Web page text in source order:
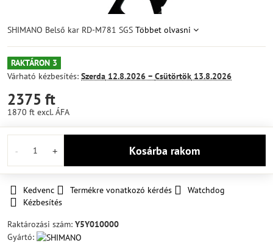
SHIMANO Belső kar RD-M781 SGS Többet olvasni
RAKTÁRON 3
Várható kézbesítés: Szerda 12.8.2026 − Csütörtök 13.8.2026
2375 ft
1870 ft excl. ÁFA
Kosárba rakom
Kedvenc Termékre vonatkozó kérdés
Watchdog
Kézbesítés
Raktározási szám: Y5Y010000
Gyártó: